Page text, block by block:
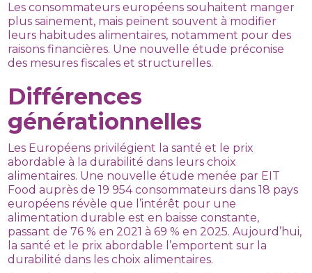
Les consommateurs européens souhaitent manger
plus sainement, mais peinent souvent à modifier
leurs habitudes alimentaires, notamment pour des
raisons financières. Une nouvelle étude préconise
des mesures fiscales et structurelles.
Différences
générationnelles
Les Européens privilégient la santé et le prix
abordable à la durabilité dans leurs choix
alimentaires. Une nouvelle étude menée par EIT
Food auprès de 19 954 consommateurs dans 18 pays
européens révèle que l’intérêt pour une
alimentation durable est en baisse constante,
passant de 76 % en 2021 à 69 % en 2025. Aujourd’hui,
la santé et le prix abordable l’emportent sur la
durabilité dans les choix alimentaires.